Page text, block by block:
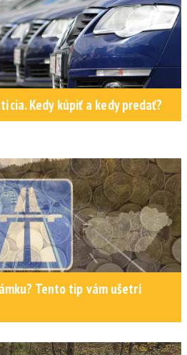
Kedy kúpiť a kedy predať?
Tento tip vám ušetrí